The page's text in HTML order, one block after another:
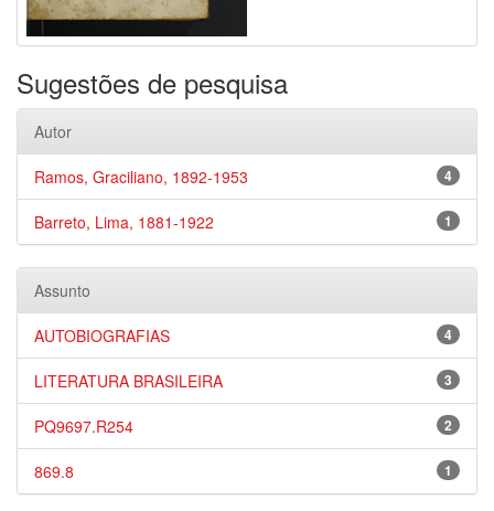
Sugestões de pesquisa
Autor
4
Ramos, Graciliano, 1892-1953
1
Barreto, Lima, 1881-1922
Assunto
4
AUTOBIOGRAFIAS
3
LITERATURA BRASILEIRA
2
PQ9697.R254
1
869.8